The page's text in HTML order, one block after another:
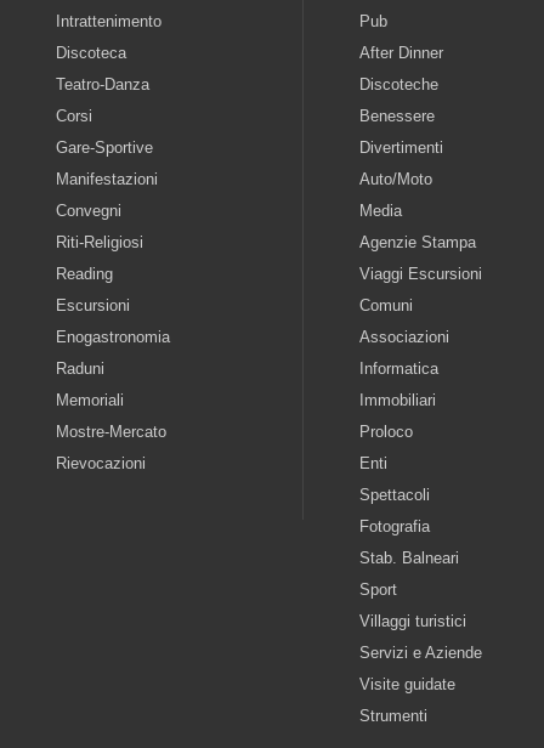
Intrattenimento
Discoteca
Teatro-Danza
Corsi
Gare-Sportive
Manifestazioni
Convegni
Riti-Religiosi
Reading
Escursioni
Enogastronomia
Raduni
Memoriali
Mostre-Mercato
Rievocazioni
Pub
After Dinner
Discoteche
Benessere
Divertimenti
Auto/Moto
Media
Agenzie Stampa
Viaggi Escursioni
Comuni
Associazioni
Informatica
Immobiliari
Proloco
Enti
Spettacoli
Fotografia
Stab. Balneari
Sport
Villaggi turistici
Servizi e Aziende
Visite guidate
Strumenti